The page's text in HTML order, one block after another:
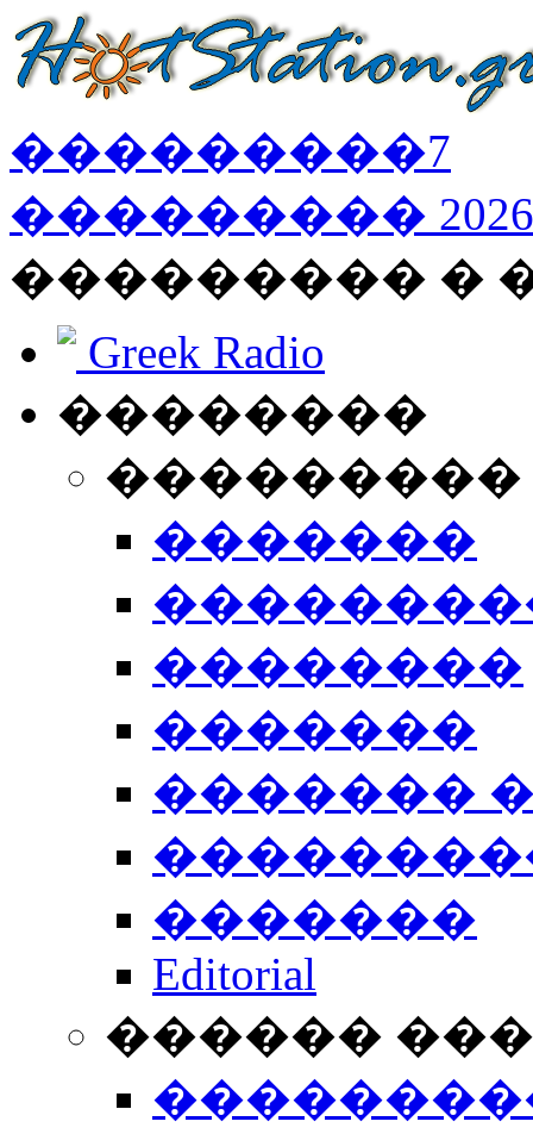
���������7
��������� 2026
��������� �
Greek Radio
��������
�������
��������
�������
�������
�������
Editorial
������